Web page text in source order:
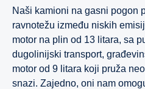
Naši kamioni na gasni pogon
ravnotežu između niskih
motor na plin od 13 litara, sa
dugolinijski transport,
motor od 9 litara koji pruža
snazi. Zajedno, oni nam